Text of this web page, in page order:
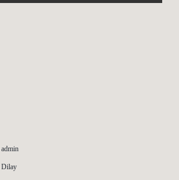
admin
Dilay